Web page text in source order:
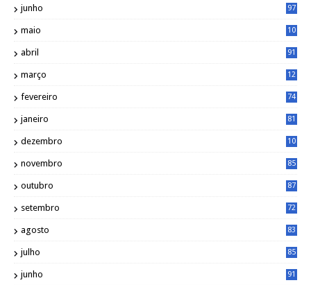
junho 97
maio
10
abril 91
março
12
fevereiro 74
janeiro 81
dezembro
10
novembro 85
outubro 87
setembro 72
agosto 83
julho 85
junho 91